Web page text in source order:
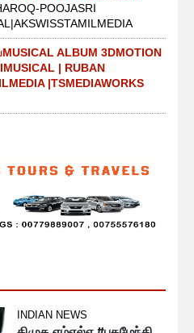
POOJASRI
ALBUM 3DMOTION
| RUBAN
|TSMEDIAWORKS
INDIAN NEWS